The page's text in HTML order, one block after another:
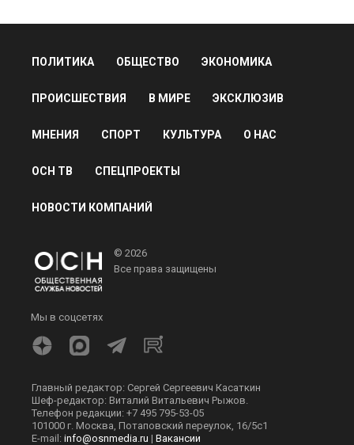
ПОЛИТИКА ОБЩЕСТВО ЭКОНОМИКА
ПРОИСШЕСТВИЯ В МИРЕ ЭКСКЛЮЗИВ
МНЕНИЯ СПОРТ КУЛЬТУРА О НАС
ОСН ТВ СПЕЦПРОЕКТЫ
НОВОСТИ КОМПАНИЙ
© 2026
Все права защищены
Мы в соцсетях
Главный редактор: Сергей Сергеевич Касаткин
Шеф-редактор: Виталий Витальевич Рыжов.
Телефон редакции: +7 495 795-53-05
101000 г. Москва, Потаповский переулок, 16/5с1
E-mail: info@osnmedia.ru | Вакансии